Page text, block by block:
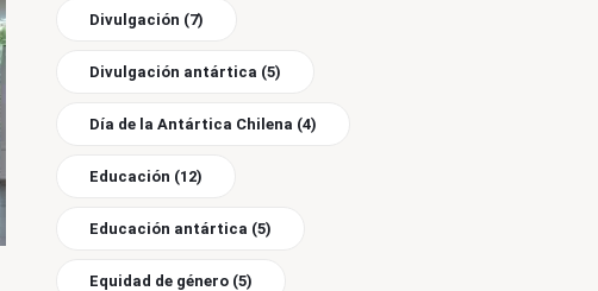
Divulgación (7)
Divulgación antártica (5)
Día de la Antártica Chilena (4)
Educación (12)
Educación antártica (5)
Equidad de género (5)